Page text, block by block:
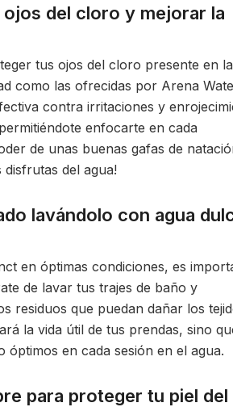
del cloro y mejorar la
tus ojos del cloro presente en
como las ofrecidas por Arena
contra irritaciones y
enfocarte en cada
de unas buenas gafas de
del agua!
lavándolo con agua
en óptimas condiciones, es
de lavar tus trajes de baño y
residuos que puedan dañar los
la vida útil de tus prendas, sino
óptimos en cada sesión en el agua.
para proteger tu piel del